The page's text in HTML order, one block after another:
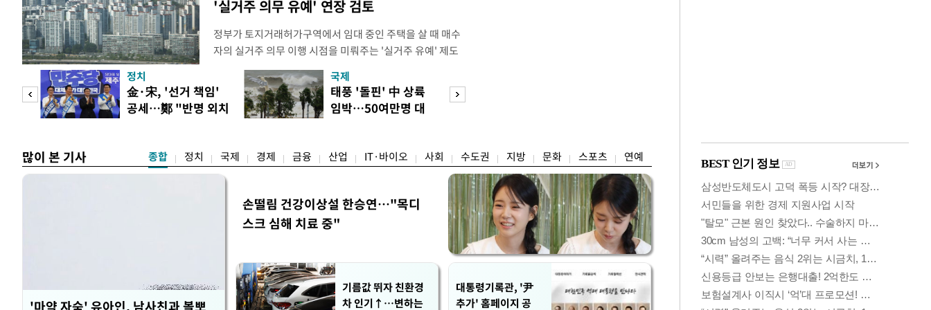
'실거주 의무 유예' 연장 검토
정부가 토지거래허가구역에서 임대 중인 주택을 살 때 매수
자의 실거주 의무 이행 시점을 미뤄주는 '실거주 유예' 제도
를 올해 이후로 연장하는 방안을 검토 중인 것으로 알려졌다.
최근 발표한 2026년 세법개정안에서 다주택자의 매도를 유
도하기 위해 양도소득세 중과를 한시 완화한 만큼, 매수자의
실거주 의무 이행도 일정기간 유예해주겠다는 취지인 것으
피
정치
金·宋, '선거 책임'
공세…鄭 "반명 외치
국제
태풍 '돌핀' 中 상륙
임박…50여만명 대
많이 본 기사 종합 정치 국제 경제 금융 산업 IT·바이오 사회 수도권 지방 문화 스포츠 연예
'마약 자숙' 유아인, 남사친과 볼뽀
손떨림 건강이상설 한승연…"목디
스크 심해 치료 중"
기름값 뛰자 친환경
차 인기↑…변하는
대통령기록관, '尹
추가' 홈페이지 공